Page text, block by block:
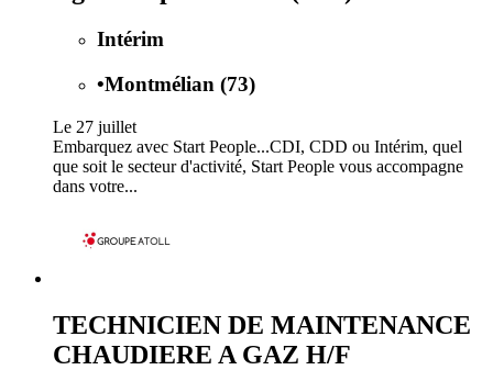
Intérim
•Montmélian (73)
Le 27 juillet
Embarquez avec Start People...CDI, CDD ou Intérim, quel
que soit le secteur d'activité, Start People vous accompagne
dans votre...
TECHNICIEN DE MAINTENANCE
CHAUDIERE A GAZ H/F